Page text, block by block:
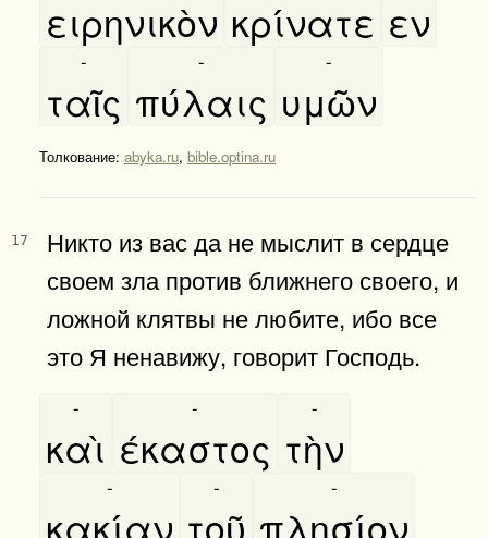
ειρηνικὸν κρίνατε εν
ταῖς
-
πύλαις
-
υμῶν
-
Толкование: abyka.ru, bible.optina.ru
17
Никто из вас да не мыслит в сердце
своем зла против ближнего своего, и
ложной клятвы не любите, ибо все
это Я ненавижу, говорит Господь.
καὶ
-
έκαστος
-
τὴν
-
κακίαν
-
τοῦ
-
πλησίον
-